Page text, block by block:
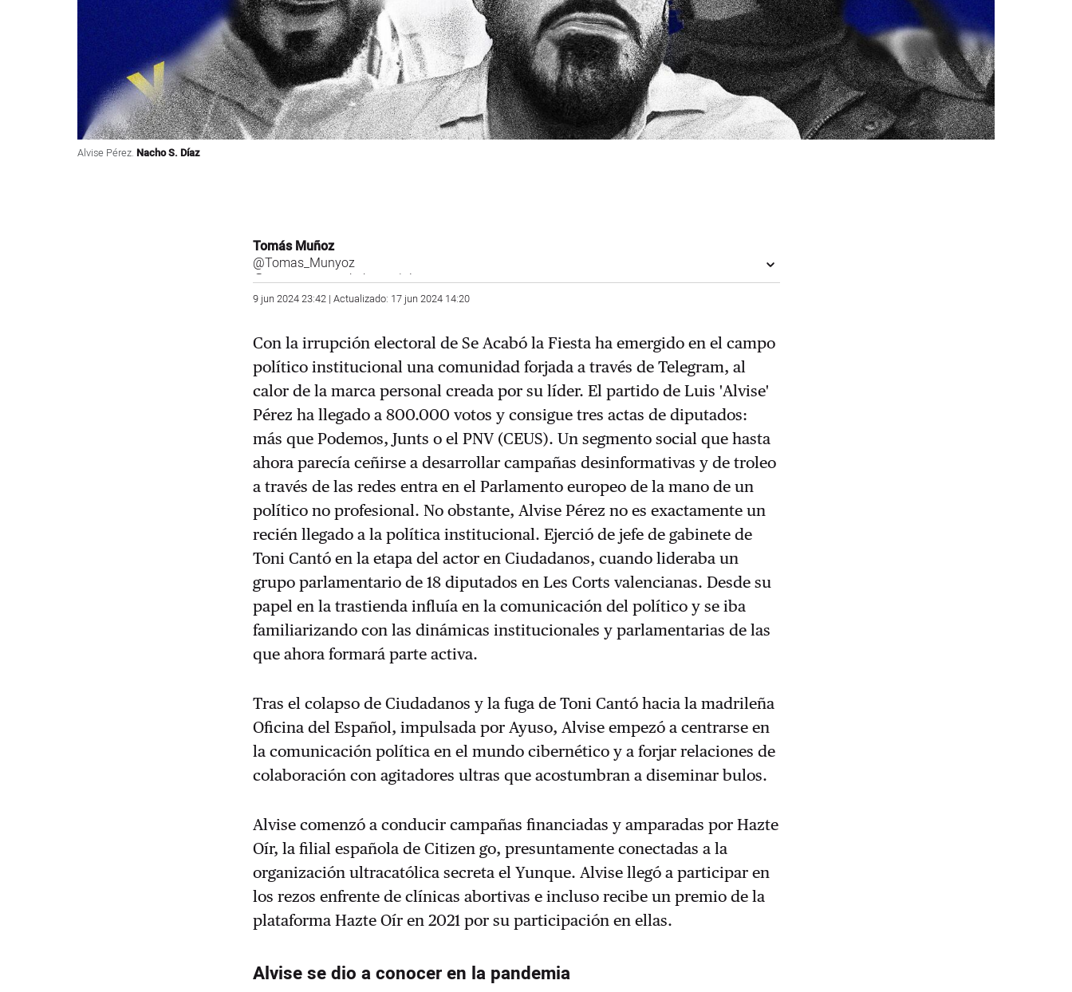
Alvise Pérez. Nacho S. Díaz
Tomás Muñoz
@Tomas_Munyoz
@tomasmunyoz.bsky.social
9 jun 2024 23:42 | Actualizado: 17 jun 2024 14:20
Con la irrupción electoral de Se Acabó la Fiesta ha emergido en el campo
político institucional una comunidad forjada a través de Telegram, al
calor de la marca personal creada por su líder. El partido deLuis 'Alvise'
Pérez ha llegado a 800.000 votos y consigue tres actas de diputados:
más que Podemos, Junts o el PNV (CEUS). Un segmento social que hasta
ahora parecía ceñirse a desarrollar campañas desinformativas y de troleo
a través de las redes entra en el Parlamento europeo de la mano de un
político no profesional. No obstante, Alvise Pérez no es exactamente un
recién llegado a la política institucional. Ejerció de jefe de gabinete de
Toni Cantó en la etapa del actor en Ciudadanos, cuando lideraba un
grupo parlamentario de 18 diputados en Les Corts valencianas. Desde su
papel en la trastienda influía en la comunicación del político y se iba
familiarizando con las dinámicas institucionales y parlamentarias de las
que ahora formará parte activa.
Tras el colapso de Ciudadanos y la fuga de Toni Cantó hacia la madrileña
Oficina del Español, impulsada por Ayuso, Alvise empezó a centrarse en
la comunicación política en el mundo cibernético y a forjar relaciones de
colaboración con agitadores ultras que acostumbran a diseminar bulos.
Alvise comenzó a conducir campañas financiadas y amparadas por Hazte
Oír, la filial española de Citizen go, presuntamente conectadas a la
organización ultracatólica secreta el Yunque. Alvise llegó a participar en
los rezos enfrente de clínicas abortivas e incluso recibe un premio de la
plataforma Hazte Oír en 2021 por su participación en ellas.
Alvise se dio a conocer en la pandemia